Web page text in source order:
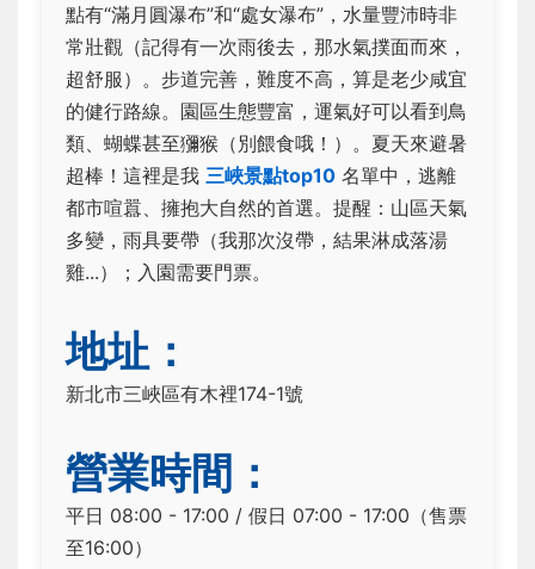
點有“滿月圓瀑布”和“處女瀑布”，水量豐沛時非
常壯觀（記得有一次雨後去，那水氣撲面而來，
超舒服）。步道完善，難度不高，算是老少咸宜
的健行路線。園區生態豐富，運氣好可以看到鳥
類、蝴蝶甚至獼猴（別餵食哦！）。夏天來避暑
超棒！這裡是我 三峽景點top10 名單中，逃離
都市喧囂、擁抱大自然的首選。提醒：山區天氣
多變，雨具要帶（我那次沒帶，結果淋成落湯
雞...）；入園需要門票。
地址：
新北市三峽區有木裡174-1號
營業時間：
平日 08:00 - 17:00 / 假日 07:00 - 17:00（售票
至16:00）